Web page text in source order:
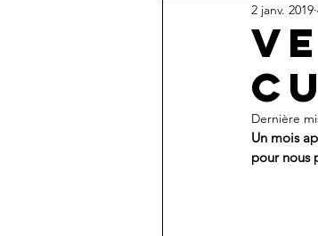
2 janv. 2019
Dernière
Un mois
pour nous